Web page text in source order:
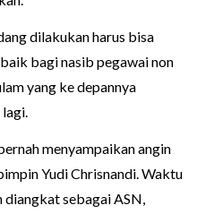
dilakukan harus bisa
bagi nasib pegawai non
yang ke depannya
menyampaikan angin
Yudi Chrisnandi. Waktu
diangkat sebagai ASN,